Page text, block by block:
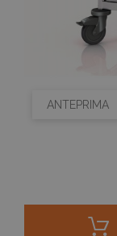
ANTEPRIMA